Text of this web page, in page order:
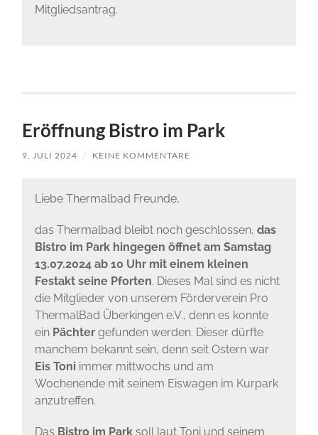
Mitgliedsantrag.
Eröffnung Bistro im Park
9. JULI 2024 / KEINE KOMMENTARE
Liebe Thermalbad Freunde,
das Thermalbad bleibt noch geschlossen, das
Bistro im Park hingegen öffnet am Samstag
13.07.2024 ab 10 Uhr mit einem kleinen
Festakt seine Pforten. Dieses Mal sind es nicht
die Mitglieder von unserem Förderverein Pro
ThermalBad Überkingen e.V., denn es konnte
ein Pächtergefunden werden. Dieser dürfte
manchem bekannt sein, denn seit Ostern war
Eis Toni immer mittwochs und am
Wochenende mit seinem Eiswagen im Kurpark
anzutreffen.
Das Bistro im Parksoll laut Toni und seinem